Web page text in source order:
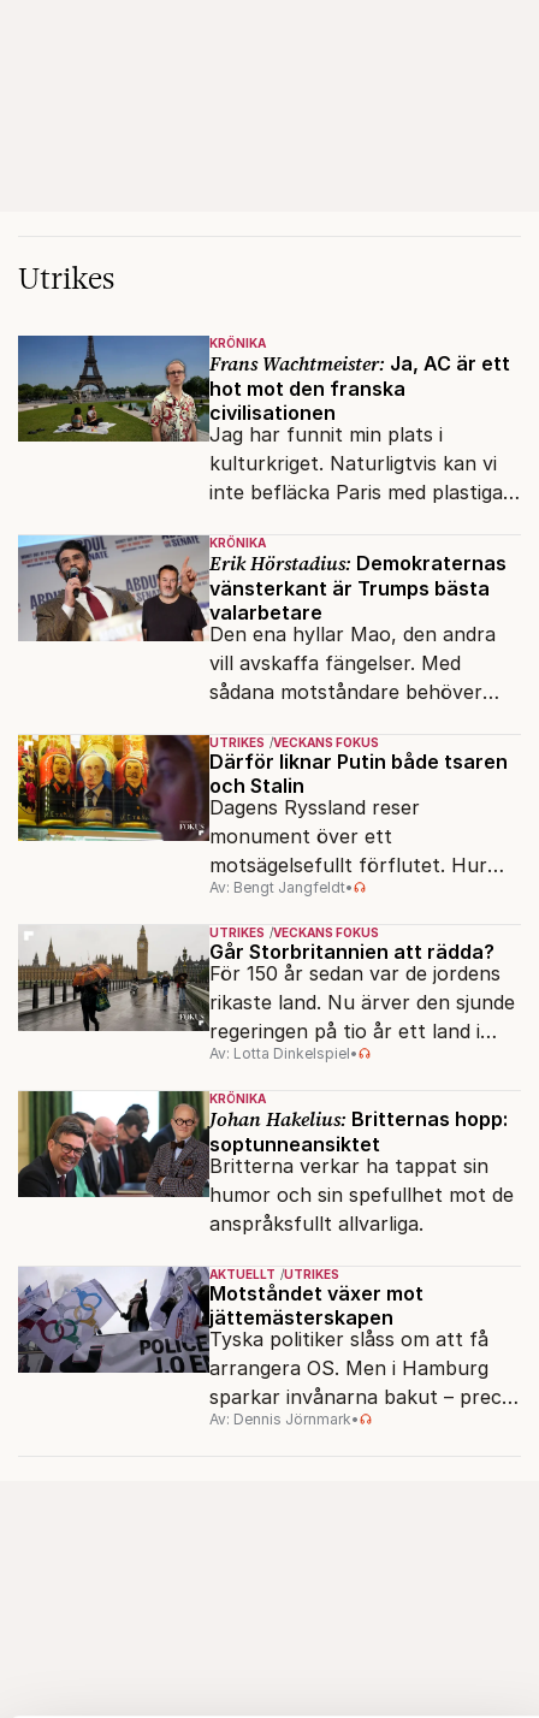
Utrikes
KRÖNIKA
Frans Wachtmeister: Ja, AC är ett
hot mot den franska
civilisationen
Jag har funnit min plats i
kulturkriget. Naturligtvis kan vi
inte befläcka Paris med plastiga
KRÖNIKA
Erik Hörstadius: Demokraternas
vänsterkant är Trumps bästa
valarbetare
Den ena hyllar Mao, den andra
vill avskaffa fängelser. Med
sådana motståndare behöver
vänner.
UTRIKES VECKANS FOKUS
Därför liknar Putin både tsaren
och Stalin
Dagens Ryssland reser
monument över ett
motsägelsefullt förflutet. Hur
kunde två revolutioner förändra
hela samhället – utan att rubba
den ryska statsidén?
Av: Bengt Jangfeldt•
UTRIKES VECKANS FOKUS
Går Storbritannien att rädda?
För 150 år sedan var de jordens
rikaste land. Nu ärver den sjunde
regeringen på tio år ett land i
politiskt och ekonomiskt kaos.
Av: Lotta Dinkelspiel•
KRÖNIKA
Johan Hakelius: Britternas hopp:
soptunneansiktet
Britterna verkar ha tappat sin
humor och sin spefullhet mot de
anspråksfullt allvarliga.
AKTUELLT UTRIKES
Motståndet växer mot
jättemästerskapen
Tyska politiker slåss om att få
arrangera OS. Men i Hamburg
sparkar invånarna bakut – precis
som de gjort tidigare i Paris,
Av: Dennis Jörnmark•